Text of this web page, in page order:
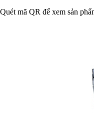
Quét mã QR để xem sản